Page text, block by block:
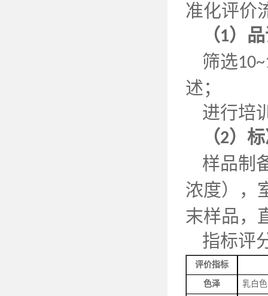
准化评价
（1）
筛选
述；
进行培
（2）
样品制
浓度），
末样品，
指标评
评价指标
色泽 乳白